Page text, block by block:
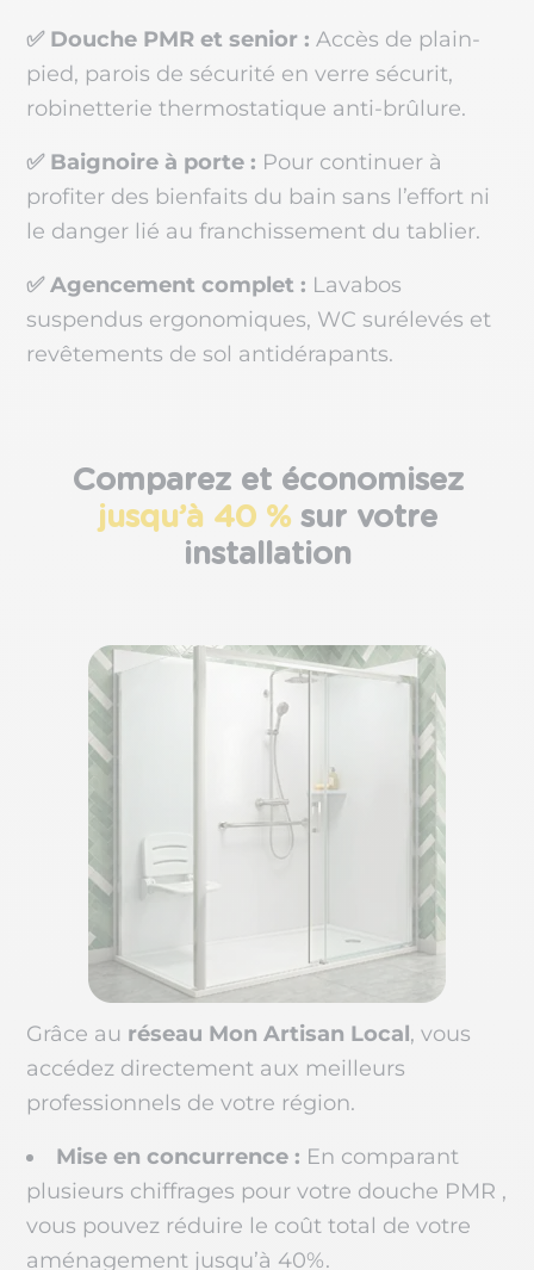
✅ Douche PMR et senior : Accès de plain-
pied, parois de sécurité en verre sécurit,
robinetterie thermostatique anti-brûlure.
✅ Baignoire à porte : Pour continuer à
profiter des bienfaits du bain sans l’effort ni
le danger lié au franchissement du tablier.
✅ Agencement complet : Lavabos
suspendus ergonomiques, WC surélevés et
revêtements de sol antidérapants.
Comparez et économisez
jusqu’à 40 %sur votre
installation
Grâce au réseau Mon Artisan Local, vous
accédez directement aux meilleurs
professionnels de votre région.
Mise en concurrence : En comparant
plusieurs chiffrages pour votre douche PMR ,
vous pouvez réduire le coût total de votre
aménagement jusqu’à 40%.